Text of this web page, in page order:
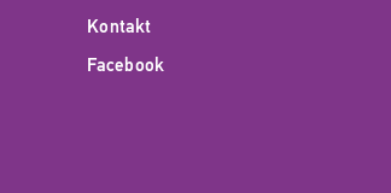
Kontakt
Facebook